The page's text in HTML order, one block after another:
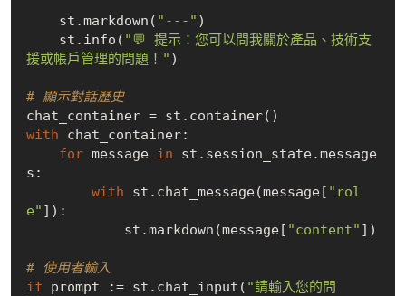
    st.markdown(
"---" )
    st.info(
"💬 提示：您可以問我關於產品、技術支
援或帳戶管理的問題！" )
# 顯示對話歷史
with chat_container:
for message in st.session_state.message
s:
with st.chat_message(message[ "rol
e" ]):
            st.markdown(message[
"content" ])
# 使用者輸入
if prompt := st.chat_input( "請輸入您的問